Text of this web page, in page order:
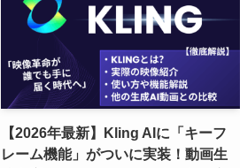
【2026年最新】Kling AIに「キーフ
レーム機能」がついに実装！動画生